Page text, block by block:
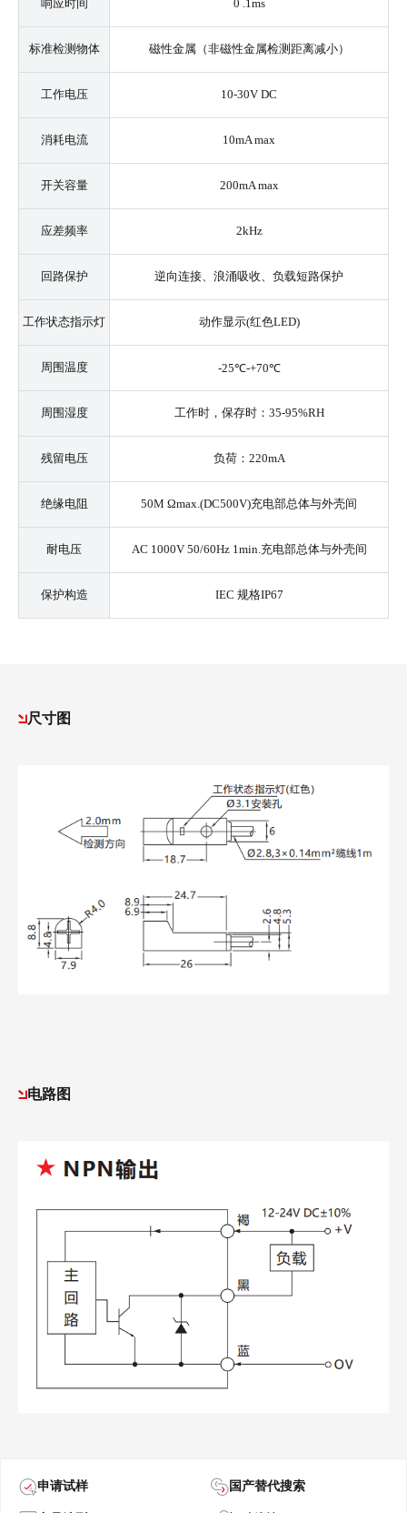
响应时间 0 .1ms
标准检测物体 磁性金属（非磁性金属检测距离减小）
工作电压 10-30V DC
消耗电流 10mA max
开关容量 200mA max
应差频率 2kHz
回路保护 逆向连接、浪涌吸收、负载短路保护
工作状态指示灯 动作显示(红色LED)
周围温度 -25℃-+70℃
周围湿度 工作时，保存时：35-95%RH
残留电压 负荷：220mA
绝缘电阻 50M Ωmax.(DC500V)充电部总体与外壳间
耐电压 AC 1000V 50/60Hz 1min.充电部总体与外壳间
保护构造 IEC 规格IP67
尺寸图
电路图
申请试样 国产替代搜索